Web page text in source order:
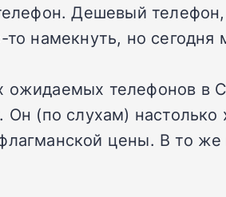
Дешевый
намекнуть, но
ожидаемых телефонов в
(по слухам)
цены. В то